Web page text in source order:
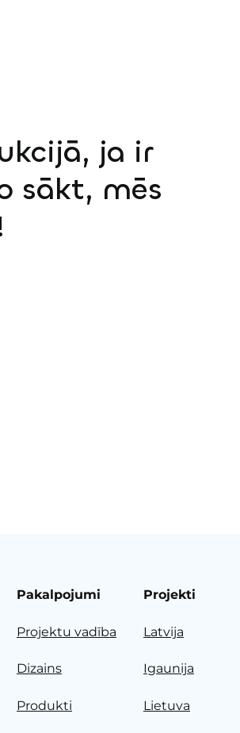
ja ir
sākt, mēs
Pakalpojumi
Projektu vadība
Dizains
Produkti
Projekti
Latvija
Igaunija
Lietuva